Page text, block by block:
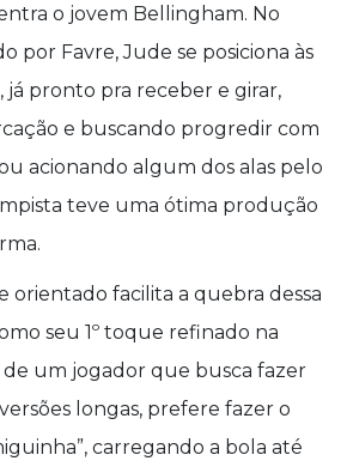
o jovem Bellingham. No
por Favre, Jude se posiciona às
já pronto pra receber e girar,
e buscando progredir com
acionando algum dos alas pelo
teve uma ótima produção
orientado facilita a quebra dessa
seu 1º toque refinado na
de um jogador que busca fazer
longas, prefere fazer o
carregando a bola até